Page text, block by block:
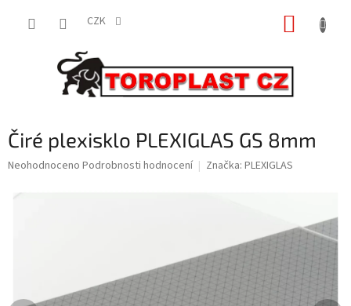
CZK
Čiré plexisklo PLEXIGLAS GS 8mm
Průměrné
produktu
Neohodnoceno Podrobnosti hodnocení Značka: PLEXIGLAS